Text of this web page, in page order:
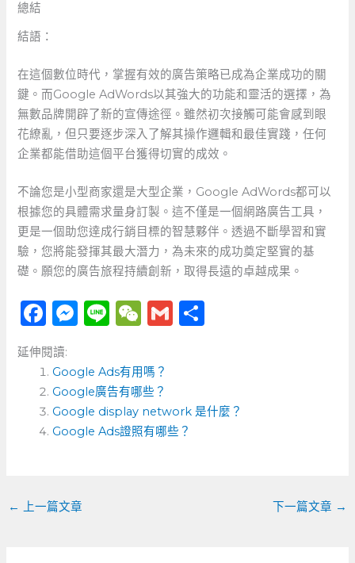
總結
結語：
在這個數位時代，掌握有效的廣告策略已成為企業成功的關
鍵。而Google ⁢AdWords以其強大的功能和靈活的選擇，為
無數品牌開辟了新的宣傳途徑。雖然初次接觸可能會感到眼
花繚亂，但只要逐步深入了解其操作邏輯和最佳實踐，任何
企業都能借助這個平台獲得切實的成效。
不論您是小型商家還是大型企業，Google‌ AdWords都可以
根據您的具體需求量身訂製。這不僅是一個網路廣告工具，
更是一個助您達成行銷目標的智慧夥伴。透過不斷學習和實
驗，您將能發揮其最大潛力，為未來的成功奠定堅實的基
礎。願您的廣告旅程持續創新，取得長遠的卓越成果。
F
a
c
e
b
o
M
ss
e
n
g
Li
e
W
C
h
a
t
G
延伸閱讀:
Google Ads有用嗎？
Google廣告有哪些？
Google display network 是什麼？
Google Ads證照有哪些？
← 上一篇文章 下一篇文章 →